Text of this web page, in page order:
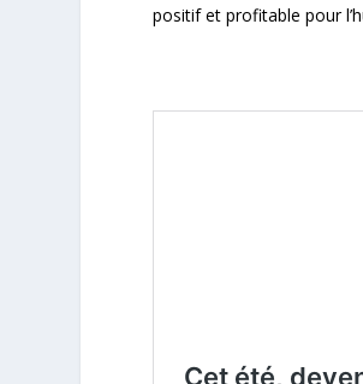
positif et profitable pour